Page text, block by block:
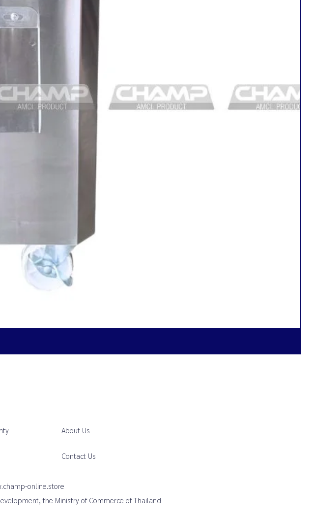
About Us
Contact Us
online.store
the Ministry of Commerce of Thailand